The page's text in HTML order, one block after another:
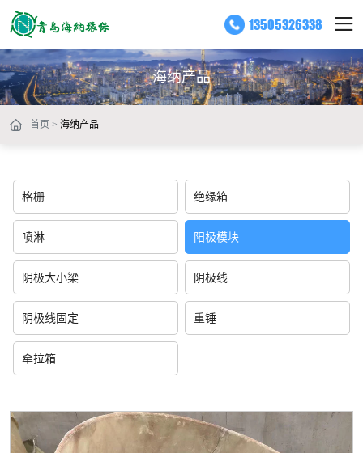
13505326338
绝
缘
箱
板
帽
海纳产品
海纳产品
首页 海纳产品
格栅 绝缘箱
喷淋 阳极模块
阴极大小梁 阴极线
阴极线固定 重锤
牵拉箱